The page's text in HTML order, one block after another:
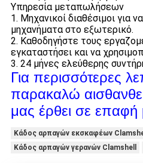
Υπηρεσία μεταπωλήσεων
1. Μηχανικοί διαθέσιμοι για
μηχανήματα στο εξωτερικό.
2. Καθοδηγήστε τους
εγκαταστήσει και να
3. 24 μήνες ελεύθερης
Για περισσότερες
παρακαλώ
μας έρθει σε επαφή
Κάδος αρπαγών εκσκαφέων
Κάδος αρπαγών γερανών Clamshell